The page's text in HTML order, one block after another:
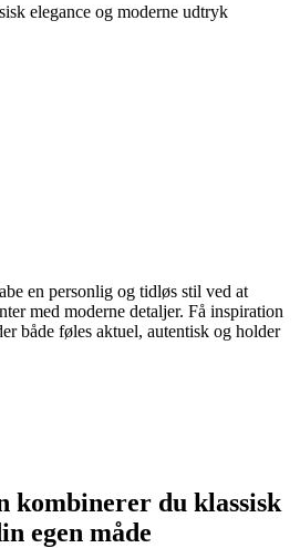
elegance og moderne udtryk
en personlig og tidløs stil ved at
med moderne detaljer. Få inspiration
både føles aktuel, autentisk og holder
kombinerer du klassisk
egen måde